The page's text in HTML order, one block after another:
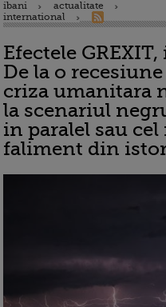
ibani
actualitate
international
Efectele
De la o
criza umanitara
la scenariul
in paralel sau
faliment din